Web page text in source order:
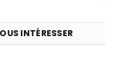
INTÉRESSER